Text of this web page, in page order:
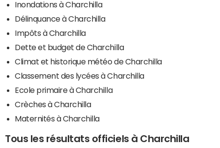
Inondations à Charchilla
Délinquance à Charchilla
Impôts à Charchilla
Dette et budget de Charchilla
Climat et historique météo de Charchilla
Classement des lycées à Charchilla
Ecole primaire à Charchilla
Crèches à Charchilla
Maternités à Charchilla
Tous les résultats officiels à Charchilla